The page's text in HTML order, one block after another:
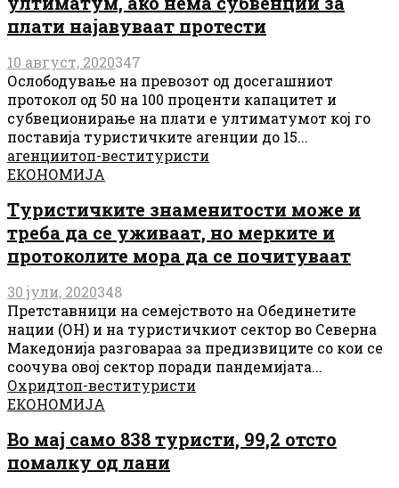
плати најавуваат протести
10 август, 2020347
Ослободување на превозот од досегашниот
протокол од 50 на 100 проценти капацитет и
субвеционирање на плати е ултиматумот кој го
поставија туристичките агенции до 15...
агенциитоп-веституристи
ЕКОНОМИЈА
Туристичките знаменитости може и
треба да се уживаат, но мерките и
протоколите мора да се почитуваат
30 јули, 2020348
Претставници на семејството на Обединетите
нации (ОН) и на туристичкиот сектор во Северна
Македонија разговараа за предизвиците со кои се
соочува овој сектор поради пандемијата...
Охридтоп-веституристи
ЕКОНОМИЈА
Во мај само 838 туристи, 99,2 отсто
помалку од лани